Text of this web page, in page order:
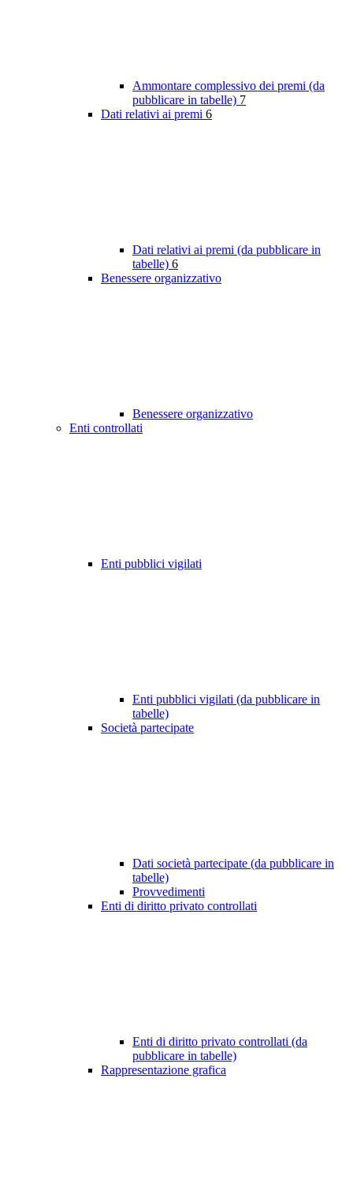
Ammontare complessivo dei premi (da
pubblicare in tabelle) 7
Dati relativi ai premi 6
Dati relativi ai premi (da pubblicare in
tabelle) 6
Benessere organizzativo
Benessere organizzativo
Enti controllati
Enti pubblici vigilati
Enti pubblici vigilati (da pubblicare in
tabelle)
Società partecipate
Dati società partecipate (da pubblicare in
tabelle)
Provvedimenti
Enti di diritto privato controllati
Enti di diritto privato controllati (da
pubblicare in tabelle)
Rappresentazione grafica